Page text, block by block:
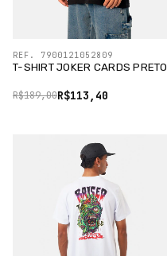
T-SHIRT JOKER CARDS PRETO
R$113,40
R$189,00
REF. 7900121052809